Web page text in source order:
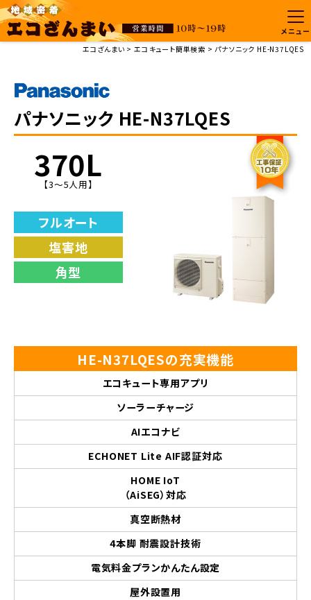
メニュー
エコざんまい
エコキュート簡単検索 パナソニック HE-N37LQES
パナソニック HE-N37LQES
370L
【3～5人用】
フルオート
塩害地
角型
HE-N37LQESの充実機能
エコキュート専用アプリ
ソーラーチャージ
AIエコナビ
ECHONET Lite AIF認証対応
HOME IoT
（AiSEG）対応
真空断熱材
4本脚 耐震設計技術
電気料金プランかんたん設定
屋外設置用